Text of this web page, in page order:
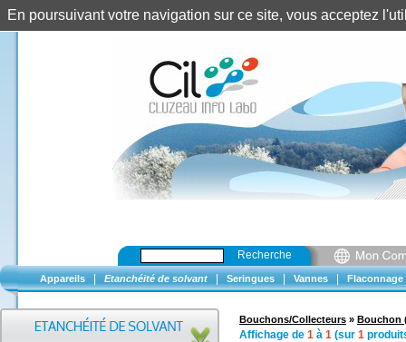
Recherche
Appareils Etanchéité de solvant Seringues Vannes Flaconnage
Bouchons/Collecteurs » Bouchon
Affichage de 1 à 1 (sur 1
En poursuivant votre navigation sur ce site, vous acceptez